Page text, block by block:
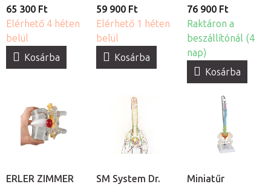
65 300 Ft
Elérhető 4 héten
belül
Kosárba
59 900 Ft
Elérhető 1 héten
belül
Kosárba
76 900 Ft
Raktáron a
beszállítónál (4
nap)
Kosárba
ERLER ZIMMER
SM System Dr.
Miniatűr